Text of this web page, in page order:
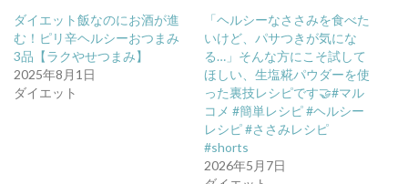
ダイエット飯なのにお酒が進
む！ピリ辛ヘルシーおつまみ
3品【ラクやせつまみ】
2025年8月1日
ダイエット
「ヘルシーなささみを食べた
いけど、パサつきが気にな
る…」そんな方にこそ試して
ほしい、生塩糀パウダーを使
った裏技レシピです🤝#マル
コメ #簡単レシピ #ヘルシー
レシピ #ささみレシピ
#shorts
2026年5月7日